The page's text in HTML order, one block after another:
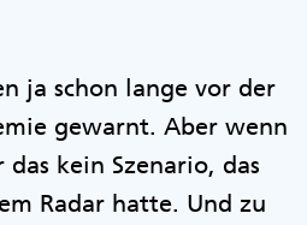
ja schon lange vor der
gewarnt. Aber wenn
kein Szenario, das
Radar hatte. Und zu